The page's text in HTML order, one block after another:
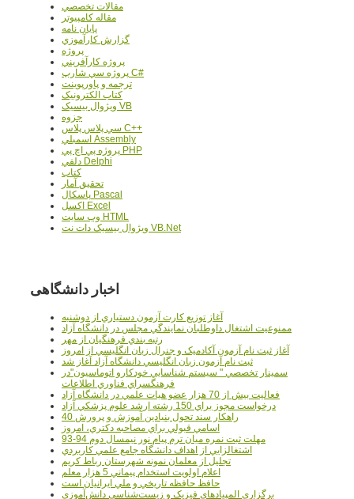
مقالات تخصصي
مقاله کامپیوتر
پایان نامه
گزارش کارآموزي
پروژه
پروژه کارآفريني
پروژه سي شارپ C#
ترجمه و پاورپوينت
کتاب الکترونيک
ويژوال بيسيک VB
جزوه
سي پلاس پلاس C++
اسمبلي Assembly
پروژه پي اچ پي PHP
دلفي Delphi
کتاب
تحقيق آمار
پاسکال Pascal
اکسل Excel
وب سايت HTML
ويژوال بيسيک دات نت VB.Net
اخبار دانشگاهی
آغاز توزيع کارت آزمون دستياري از دوشنبه
ممنوعيت اشتغال داوطلبان نمايندگي مجلس در دانشگاه آزاد
رتبه بندي فرهنگيان از مهر
آغاز ثبت نام آزمون آکادميک و جنرال زبان انگليسي از امروز
ثبت نام آزمون زبان انگليسي دانشگاه آزاد آغاز شد
سمينار تخصصي " سيستم شناسايي خودکارو اتوماسيون"در
فرهنگسراي فناوري اطلاعات
فعاليت بيش از 70 هزار عضو هيات علمي در دانشگاه آزاد
درخواست مجوز براي 150 رشته ارشد علوم پزشکي آزاد
40 راهکار سند تحول بنيادين آموزش و پرورش
اسامي قبولي براي مصاحبه دکتري، امروز
مهلت ثبت نمره میان ترم پیام نور نیمسال دوم 94-93
اشتغالزايي از اهداف دانشگاه جامع علمي کاربردي
تجليل از معلمان نمونه شهرستان رباط کريم
اعلام اولويت استخدام پيماني 5 هزار معلم
حافظ حافظه تاريخي و ملي ايرانيان است
برگزاري المپيادهاي فيزيک و زيست‌شناسي دانش‌آموزي